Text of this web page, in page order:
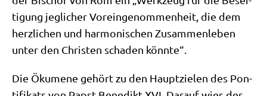
ti­gung jeg­li­cher Vor­ein­ge­nom­men­heit, die dem
herz­li­chen und har­mo­ni­schen Zusam­men­le­ben
unter den Chri­sten scha­den könnte“.
Die Öku­me­ne gehört zu den Haupt­zie­len des Pon­